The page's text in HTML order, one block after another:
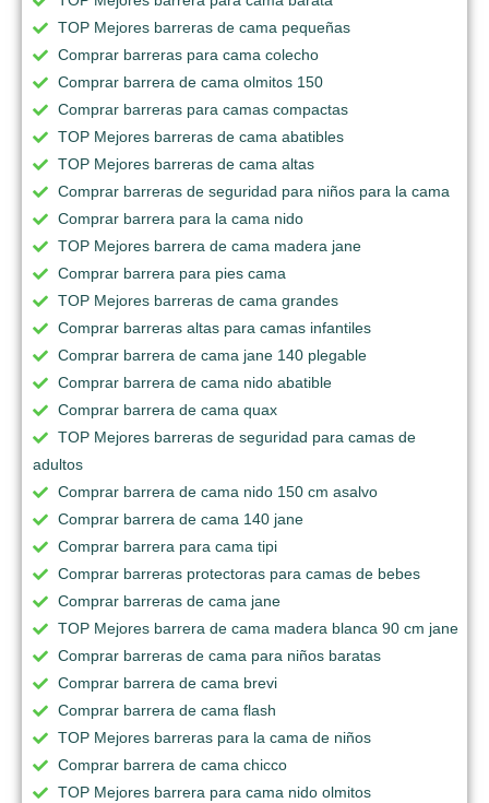
TOP Mejores barreras de cama pequeñas
Comprar barreras para cama colecho
Comprar barrera de cama olmitos 150
Comprar barreras para camas compactas
TOP Mejores barreras de cama abatibles
TOP Mejores barreras de cama altas
Comprar barreras de seguridad para niños para la cama
Comprar barrera para la cama nido
TOP Mejores barrera de cama madera jane
Comprar barrera para pies cama
TOP Mejores barreras de cama grandes
Comprar barreras altas para camas infantiles
Comprar barrera de cama jane 140 plegable
Comprar barrera de cama nido abatible
Comprar barrera de cama quax
TOP Mejores barreras de seguridad para camas de
adultos
Comprar barrera de cama nido 150 cm asalvo
Comprar barrera de cama 140 jane
Comprar barrera para cama tipi
Comprar barreras protectoras para camas de bebes
Comprar barreras de cama jane
TOP Mejores barrera de cama madera blanca 90 cm jane
Comprar barreras de cama para niños baratas
Comprar barrera de cama brevi
Comprar barrera de cama flash
TOP Mejores barreras para la cama de niños
Comprar barrera de cama chicco
TOP Mejores barrera para cama nido olmitos